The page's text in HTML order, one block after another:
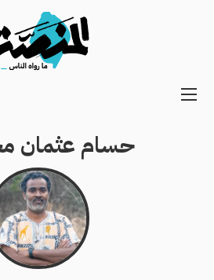
Main
Secondaryحسام عثمان